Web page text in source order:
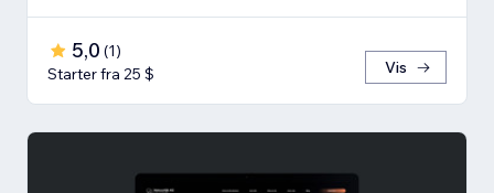
5,0 (1)
Starter fra 25 $
Vis